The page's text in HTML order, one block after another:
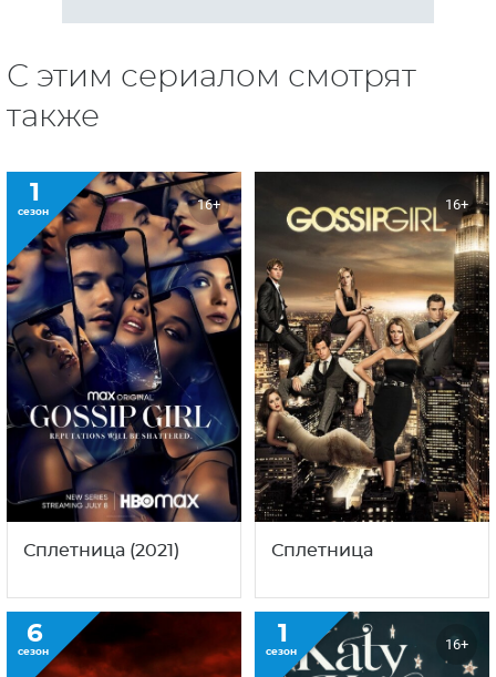
С этим сериалом смотрят
также
1
сезон 16+
Сплетница (2021)
16+
Сплетница
6
сезон
1
сезон 16+